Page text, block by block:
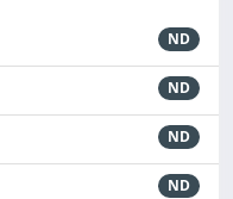
ND
ND
ND
ND